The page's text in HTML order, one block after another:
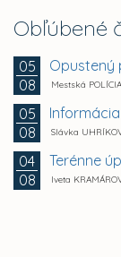
Obľúbené
05
08
Opustený
Mestská POLÍCIA
05
08
Slávka
04
08
Terénne
Iveta